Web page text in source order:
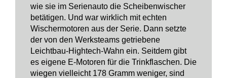
wie sie im Serienauto die Scheibenwischer
betätigen. Und war wirklich mit echten
Wischermotoren aus der Serie. Dann setzte
der von den Werksteams getriebene
Leichtbau-Hightech-Wahn ein. Seitdem gibt
es eigene E-Motoren für die Trinkflaschen. Die
wiegen vielleicht 178 Gramm weniger, sind